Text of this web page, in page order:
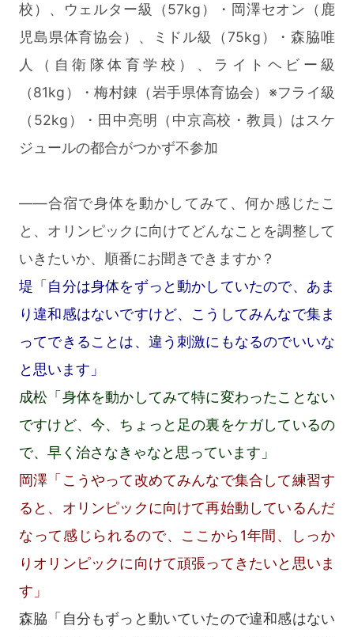
校）、ウェルター級（57kg）・岡澤セオン（鹿
児島県体育協会）、ミドル級（75kg）・森脇唯
人（自衛隊体育学校）、ライトヘビー級
（81kg）・梅村錬（岩手県体育協会）※フライ級
（52kg）・田中亮明（中京高校・教員）はスケ
ジュールの都合がつかず不参加
――合宿で身体を動かしてみて、何か感じたこ
と、オリンピックに向けてどんなことを調整して
いきたいか、順番にお聞きできますか？
堤「自分は身体をずっと動かしていたので、あま
り違和感はないですけど、こうしてみんなで集ま
ってできることは、違う刺激にもなるのでいいな
と思います」
成松「身体を動かしてみて特に変わったことない
ですけど、今、ちょっと足の裏をケガしているの
で、早く治さなきゃなと思っています」
岡澤「こうやって改めてみんなで集合して練習す
ると、オリンピックに向けて再始動しているんだ
なって感じられるので、ここから1年間、しっか
りオリンピックに向けて頑張ってきたいと思いま
す」
森脇「自分もずっと動いていたので違和感はない